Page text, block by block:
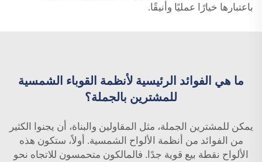
باعتبارها خيارًا عمليًا وأنيقًا.
ما هي الفوائد الرئيسية لأنظمة القوباء الشمسية
للمشترين بالجملة؟
يمكن للمشترين الجملة، مثل المقاولين والبناة، أن يجنوا الكثير
من الفوائد من أنظمة الألواح الشمسية. أولاً، ستكون هذه
الألواح نقطة بيع قوية جدًا. فالمالكون متحمسون للاتجاه نحو